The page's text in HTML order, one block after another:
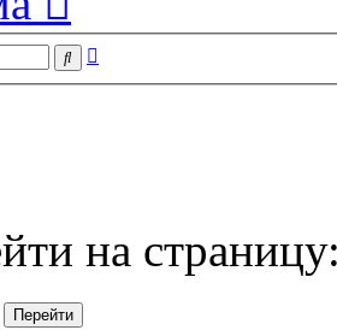
Поиск
на